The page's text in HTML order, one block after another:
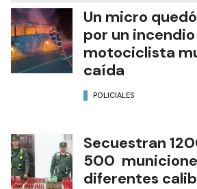
Un micro
por un
motociclista
caída
POLICIALES
Secuestran
500
diferentes